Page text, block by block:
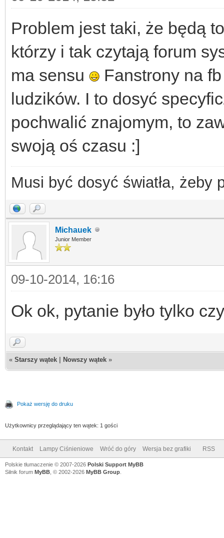
Problem jest taki, że będą
którzy i tak czytają forum
ma sensu
Fanstrony na
ludzików. I to dosyć
pochwalić znajomym, to
swoją oś czasu :]
Musi być dosyć światła, żeby
Michauek
Junior Member
09-10-2014, 16:16
Ok ok, pytanie było tylko
« Starszy wątek Nowszy wątek »
Pokaż wersję do druku
Użytkownicy przeglądający ten wątek: 1 gości
Kontakt Lampy Ciśnieniowe Wróć do góry Wersja bez grafiki RSS
Polskie tłumaczenie © 2007-2026 Polski Support MyBB
Silnik forum MyBB , © 2002-2026 MyBB Group